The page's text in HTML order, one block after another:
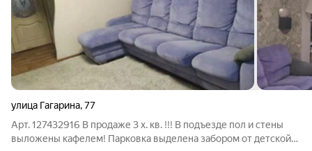
улица Гагарина,77
Арт. 127432916 В продаже 3 х. кв. !!! В подъезде пол и стены
выложены кафелем! Парковка выделена забором от детской